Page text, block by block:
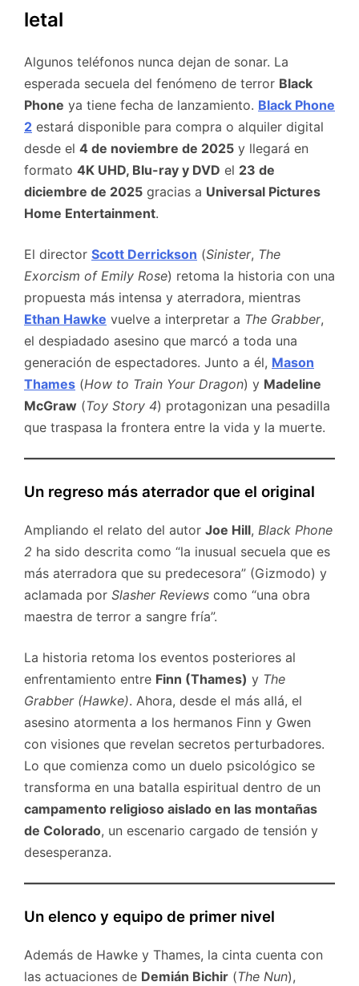
letal
Algunos teléfonos nunca dejan de sonar. La
esperada secuela del fenómeno de terror Black
Phone ya tiene fecha de lanzamiento. Black Phone
2 estará disponible para compra o alquiler digital
desde el 4 de noviembre de 2025 y llegará en
formato 4K UHD, Blu-ray y DVD el 23 de
diciembre de 2025 gracias a Universal Pictures
Home Entertainment.
El director Scott Derrickson (Sinister, The
Exorcism of Emily Rose) retoma la historia con una
propuesta más intensa y aterradora, mientras
Ethan Hawke vuelve a interpretar a The Grabber,
el despiadado asesino que marcó a toda una
generación de espectadores. Junto a él, Mason
Thames (How to Train Your Dragon) y Madeline
McGraw (Toy Story 4) protagonizan una pesadilla
que traspasa la frontera entre la vida y la muerte.
Un regreso más aterrador que el original
Ampliando el relato del autor Joe Hill, Black Phone
2 ha sido descrita como “la inusual secuela que es
más aterradora que su predecesora” (Gizmodo) y
aclamada por Slasher Reviews como “una obra
maestra de terror a sangre fría”.
La historia retoma los eventos posteriores al
enfrentamiento entre Finn (Thames) y The
Grabber (Hawke). Ahora, desde el más allá, el
asesino atormenta a los hermanos Finn y Gwen
con visiones que revelan secretos perturbadores.
Lo que comienza como un duelo psicológico se
transforma en una batalla espiritual dentro de un
campamento religioso aislado en las montañas
de Colorado, un escenario cargado de tensión y
desesperanza.
Un elenco y equipo de primer nivel
Además de Hawke y Thames, la cinta cuenta con
las actuaciones de Demián Bichir (The Nun),